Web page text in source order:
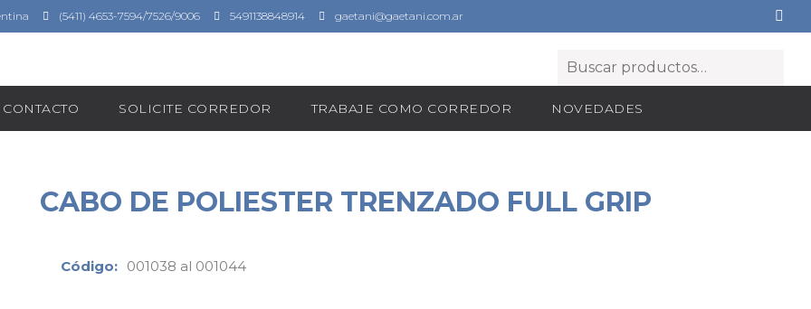
(5411) 4653-7594/7526/9006 5491138848914 gaetani@gaetani.com.ar
CONTACTO SOLICITE CORREDOR TRABAJE COMO CORREDOR NOVEDADES
CABO DE POLIESTER TRENZADO FULL GRIP
Código: 001038 al 001044